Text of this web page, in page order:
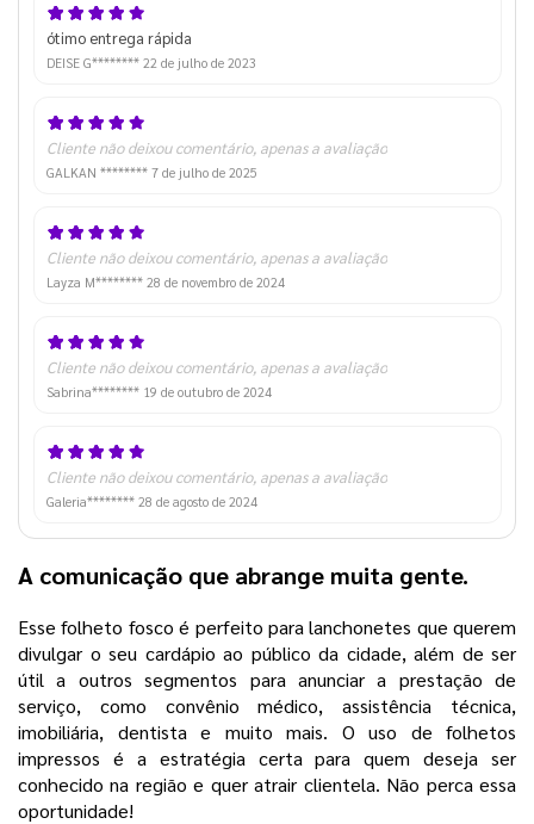
ótimo entrega rápida
DEISE G******** 22 de julho de 2023
Cliente não deixou comentário, apenas a avaliação
GALKAN ******** 7 de julho de 2025
Cliente não deixou comentário, apenas a avaliação
Layza M******** 28 de novembro de 2024
Cliente não deixou comentário, apenas a avaliação
Sabrina******** 19 de outubro de 2024
Cliente não deixou comentário, apenas a avaliação
Galeria******** 28 de agosto de 2024
A comunicação que abrange muita gente.
Esse folheto fosco é perfeito para lanchonetes que querem
divulgar o seu cardápio ao público da cidade, além de ser
útil a outros segmentos para anunciar a prestação de
serviço, como convênio médico, assistência técnica,
imobiliária, dentista e muito mais. O uso de folhetos
impressos é a estratégia certa para quem deseja ser
conhecido na região e quer atrair clientela. Não perca essa
oportunidade!